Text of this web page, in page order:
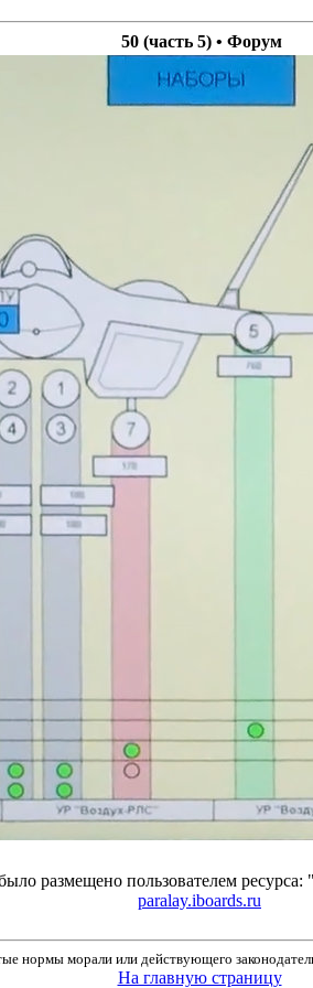
50 (часть 5) • Форум
размещено пользователем
paralay.iboards.ru
нормы морали или действующего
На главную страницу